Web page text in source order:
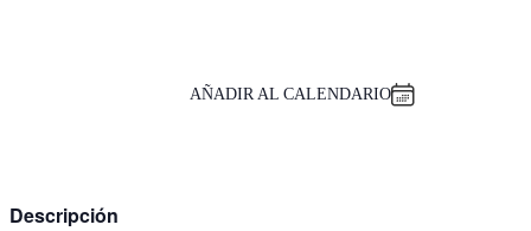
AÑADIR AL CALENDARIO
Descripción